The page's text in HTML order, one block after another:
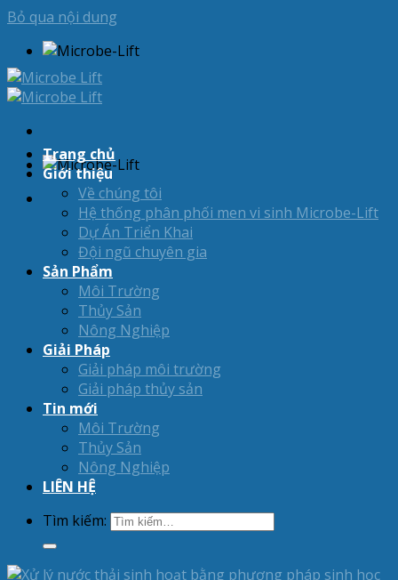
Bỏ qua nội dung
Trang chủ
Giới thiệu
Về chúng tôi
Hệ thống phân phối men vi sinh Microbe-Lift
Dự Án Triển Khai
Đội ngũ chuyên gia
Sản Phẩm
Môi Trường
Thủy Sản
Nông Nghiệp
Giải Pháp
Giải pháp môi trường
Giải pháp thủy sản
Tin mới
Môi Trường
Thủy Sản
Nông Nghiệp
LIÊN HỆ
Tìm kiếm: